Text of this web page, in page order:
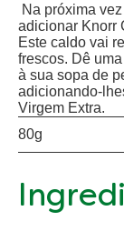
Na próxima
adicionar Knorr
Este caldo vai
frescos. Dê
à sua sopa de
adicionando-
Virgem Extra.
80g